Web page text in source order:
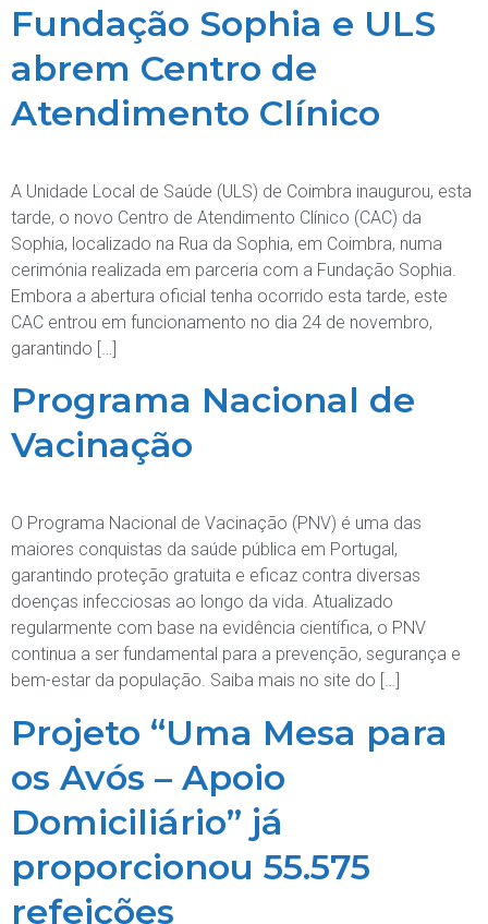
Fundação Sophia e ULS
abrem Centro de
Atendimento Clínico
A Unidade Local de Saúde (ULS) de Coimbra inaugurou, esta
tarde, o novo Centro de Atendimento Clínico (CAC) da
Sophia, localizado na Rua da Sophia, em Coimbra, numa
cerimónia realizada em parceria com a Fundação Sophia.
Embora a abertura oficial tenha ocorrido esta tarde, este
CAC entrou em funcionamento no dia 24 de novembro,
garantindo […]
Programa Nacional de
Vacinação
O Programa Nacional de Vacinação (PNV) é uma das
maiores conquistas da saúde pública em Portugal,
garantindo proteção gratuita e eficaz contra diversas
doenças infecciosas ao longo da vida. Atualizado
regularmente com base na evidência científica, o PNV
continua a ser fundamental para a prevenção, segurança e
bem-estar da população. Saiba mais no site do […]
Projeto “Uma Mesa para
os Avós – Apoio
Domiciliário” já
proporcionou 55.575
refeições